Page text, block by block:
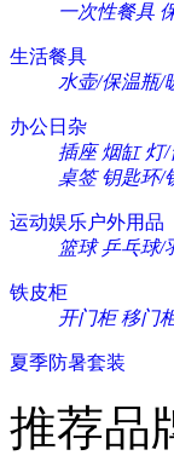
一次性餐具
生活餐具
水壶/保温瓶/
办公日杂
插座 烟缸 灯/
桌签 钥匙环/
运动娱乐户外用品
篮球 乒乓球/
铁皮柜
开门柜 移门
夏季防暑套装
推荐品